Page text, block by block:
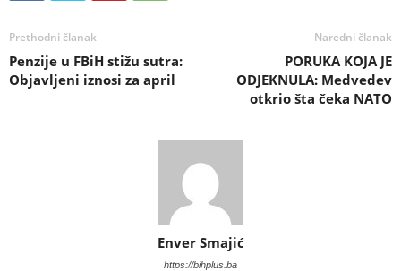
Prethodni članak
Penzije u FBiH stižu sutra:
Objavljeni iznosi za april
Naredni članak
PORUKA KOJA JE
ODJEKNULA: Medvedev
otkrio šta čeka NATO
Enver Smajić
https://bihplus.ba